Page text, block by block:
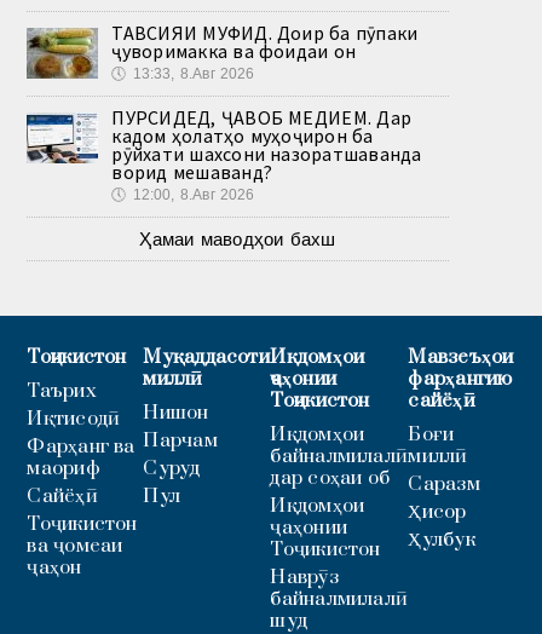
ТАВСИЯИ МУФИД. Доир ба пӯпаки
ҷуворимакка ва фоидаи он
🕔 13:33, 8.Авг 2026
ПУРСИДЕД, ҶАВОБ МЕДИҲЕМ. Дар
кадом ҳолатҳо муҳоҷирон ба
рӯйхати шахсони назоратшаванда
ворид мешаванд?
🕔 12:00, 8.Авг 2026
Ҳамаи маводҳои бахш
Тоҷикистон
Таърих
Иқтисодӣ
Фарҳанг ва
маориф
Сайёҳӣ
Тоҷикистон
ва ҷомеаи
ҷаҳон
Муқаддасоти
миллӣ
Нишон
Парчам
Суруд
Пул
Иқдомҳои
ҷаҳонии
Тоҷикистон
Иқдомҳои
байналмилалӣ
дар соҳаи об
Иқдомҳои
ҷаҳонии
Тоҷикистон
Наврӯз
байналмилалӣ
шуд
Мавзеъҳои
фарҳангию
сайёҳӣ
Боғи
миллӣ
Саразм
Ҳисор
Ҳулбук